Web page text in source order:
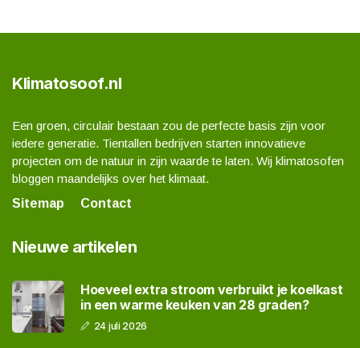
Klimatosoof.nl
Een groen, circulair bestaan zou de perfecte basis zijn voor
iedere generatie. Tientallen bedrijven starten innovatieve
projecten om de natuur in zijn waarde te laten. Wij klimatosofen
bloggen maandelijks over het klimaat.
Sitemap
Contact
Nieuwe artikelen
Hoeveel extra stroom verbruikt je koelkast
in een warme keuken van 28 graden?
24 juli 2026